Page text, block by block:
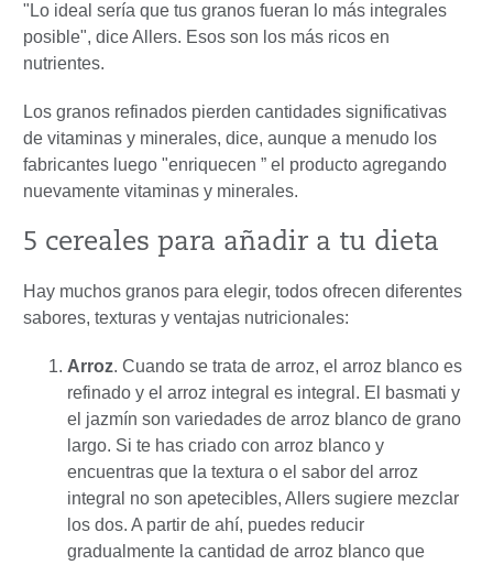
"Lo ideal sería que tus granos fueran lo más integrales
posible", dice Allers. Esos son los más ricos en
nutrientes.
Los granos refinados pierden cantidades significativas
de vitaminas y minerales, dice, aunque a menudo los
fabricantes luego "enriquecen ” el producto agregando
nuevamente vitaminas y minerales.
5 cereales para añadir a tu dieta
Hay muchos granos para elegir, todos ofrecen diferentes
sabores, texturas y ventajas nutricionales:
Arroz. Cuando se trata de arroz, el arroz blanco es
refinado y el arroz integral es integral. El basmati y
el jazmín son variedades de arroz blanco de grano
largo. Si te has criado con arroz blanco y
encuentras que la textura o el sabor del arroz
integral no son apetecibles, Allers sugiere mezclar
los dos. A partir de ahí, puedes reducir
gradualmente la cantidad de arroz blanco que